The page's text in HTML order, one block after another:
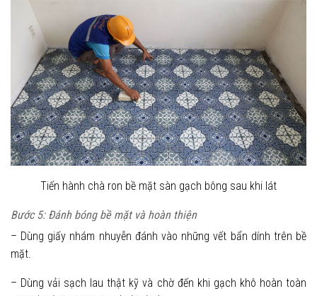
Tiến hành chà ron bề mặt sàn gạch bông sau khi lát
Bước 5: Đánh bóng bề mặt và hoàn thiện
– Dùng giấy nhám nhuyễn đánh vào những vết bẩn dính trên bề
mặt.
– Dùng vải sạch lau thật kỹ và chờ đến khi gạch khô hoàn toàn